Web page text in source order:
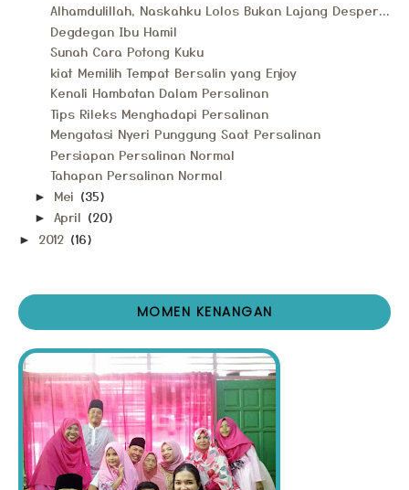
Alhamdulillah, Naskahku Lolos Bukan Lajang Desper...
Degdegan Ibu Hamil
Sunah Cara Potong Kuku
kiat Memilih Tempat Bersalin yang Enjoy
Kenali Hambatan Dalam Persalinan
Tips Rileks Menghadapi Persalinan
Mengatasi Nyeri Punggung Saat Persalinan
Persiapan Persalinan Normal
Tahapan Persalinan Normal
► Mei (35)
► April (20)
► 2012 (16)
MOMEN KENANGAN